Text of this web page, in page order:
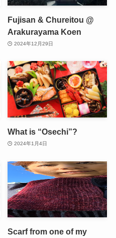
Fujisan & Chureitou @
Arakurayama Koen
2024年12月29日
What is “Osechi”?
2024年1月4日
Scarf from one of my